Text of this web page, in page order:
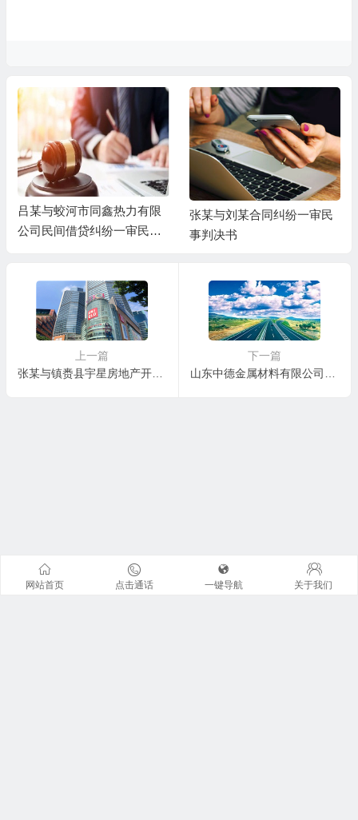
吕某与蛟河市同鑫热力有限
公司民间借贷纠纷一审民事
张某与刘某合同纠纷一审民
事判决书
上一篇
张某与镇赉县宇星房地产开发有限责任公司、吴某房屋买卖合同纠纷一审民事判决书
下一篇
山东中德金属材料有限公司、徐某确认合同无效纠纷二审民事判决书
网站首页 点击通话 一键导航 关于我们